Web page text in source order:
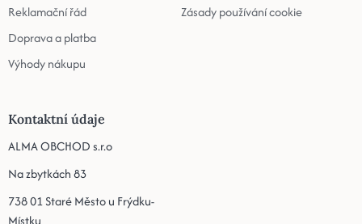
Reklamační řád
Doprava a platba
Výhody nákupu
Zásady používání cookie
Kontaktní údaje
ALMA OBCHOD s.r.o
Na zbytkách 83
738 01 Staré Město u Frýdku-
Místku